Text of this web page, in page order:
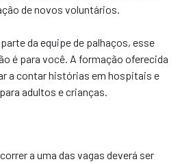
de novos voluntários.
da equipe de palhaços, esse
é para você. A formação oferecida
a contar histórias em hospitais e
adultos e crianças.
a uma das vagas deverá ser